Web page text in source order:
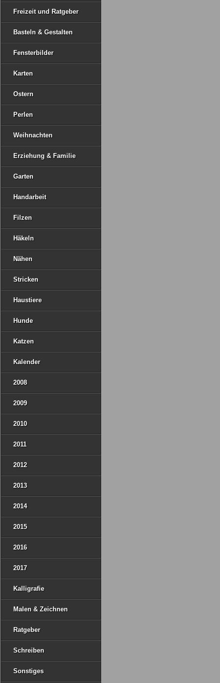
Freizeit und Ratgeber
Basteln & Gestalten
Fensterbilder
Karten
Ostern
Perlen
Weihnachten
Erziehung & Familie
Garten
Handarbeit
Filzen
Häkeln
Nähen
Stricken
Haustiere
Hunde
Katzen
Kalender
2008
2009
2010
2011
2012
2013
2014
2015
2016
2017
Kalligrafie
Malen & Zeichnen
Ratgeber
Schreiben
Sonstiges